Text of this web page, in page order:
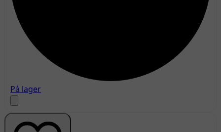
På lager